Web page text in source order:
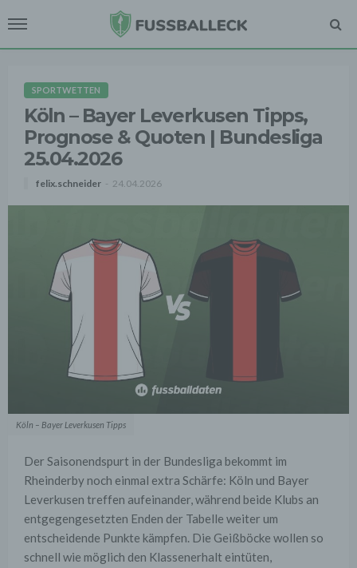
SPORTWETTEN
Köln – Bayer Leverkusen Tipps,
Prognose & Quoten | Bundesliga
25.04.2026
felix.schneider 24.04.2026
Köln – Bayer Leverkusen Tipps
Der Saisonendspurt in der Bundesliga bekommt im
Rheinderby noch einmal extra Schärfe: Köln und Bayer
Leverkusen treffen aufeinander, während beide Klubs an
entgegengesetzten Enden der Tabelle weiter um
entscheidende Punkte kämpfen. Die Geißböcke wollen so
schnell wie möglich den Klassenerhalt eintüten,